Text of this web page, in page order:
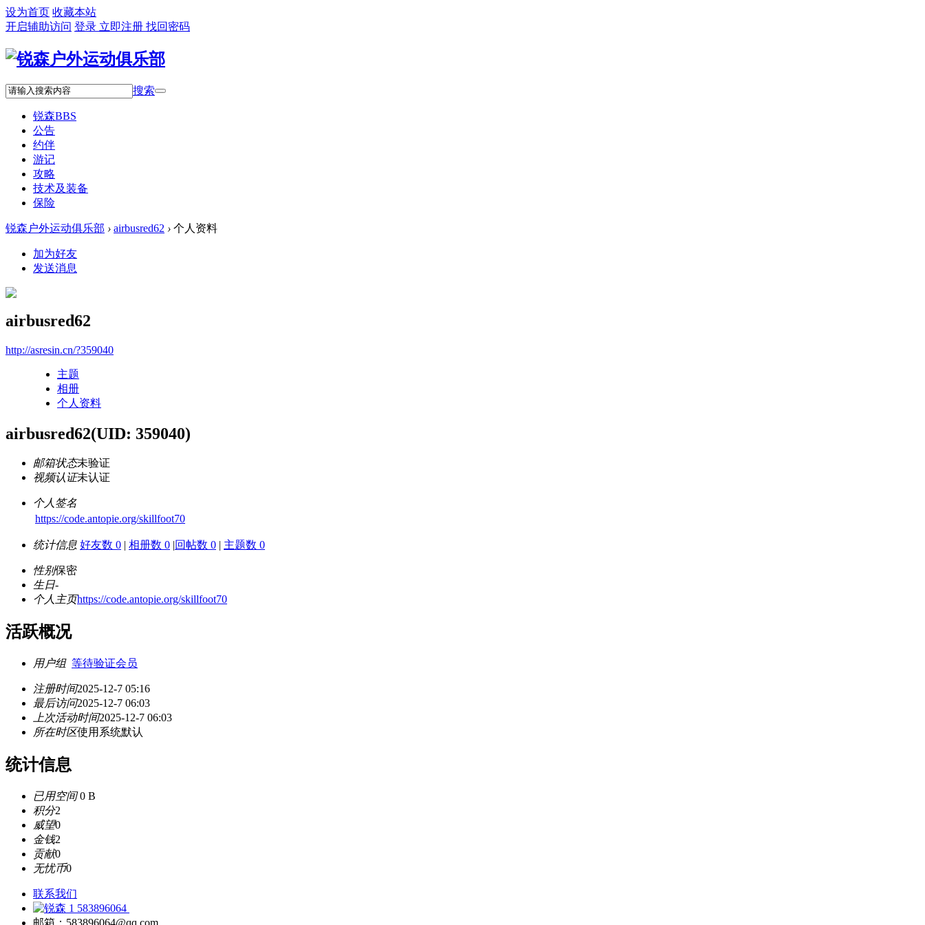
设为首页 收藏本站
开启辅助访问 登录 立即注册 找回密码
搜索
锐森BBS
公告
约伴
游记
攻略
技术及装备
保险
锐森户外运动俱乐部 › airbusred62 › 个人资料
加为好友
发送消息
airbusred62
http://asresin.cn/?359040
主题
相册
个人资料
airbusred62(UID: 359040)
邮箱状态未验证
视频认证未认证
个人签名
https://code.antopie.org/skillfoot70
统计信息 好友数 0 | 相册数 0 |回帖数 0 | 主题数 0
性别保密
生日-
个人主页https://code.antopie.org/skillfoot70
活跃概况
用户组 等待验证会员
注册时间2025-12-7 05:16
最后访问2025-12-7 06:03
上次活动时间2025-12-7 06:03
所在时区使用系统默认
统计信息
已用空间0 B
积分2
威望0
金钱2
贡献0
无忧币0
联系我们
583896064
邮箱：583896064@qq.com